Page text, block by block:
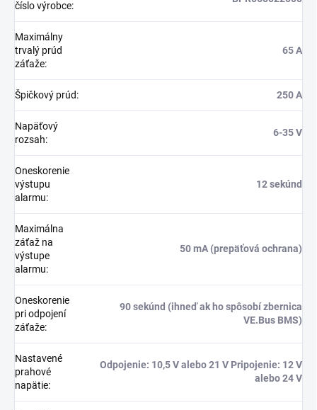
číslo výrobce:
Maximálny
trvalý prúd
záťaže:
65 A
Špičkový prúd: 250 A
Napäťový
rozsah:
6-35 V
Oneskorenie
výstupu
alarmu:
12 sekúnd
Maximálna
záťaž na
výstupe
alarmu:
50 mA (prepäťová ochrana)
Oneskorenie
pri odpojení
záťaže:
90 sekúnd (ihneď ak ho spôsobí zbernica
VE.Bus BMS)
Nastavené
prahové
napätie:
Odpojenie: 10,5 V alebo 21 V Pripojenie: 12 V
alebo 24 V